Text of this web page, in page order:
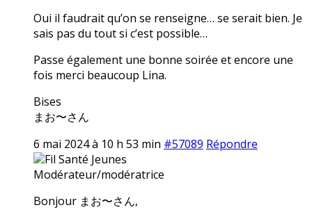
Oui il faudrait qu’on se renseigne… se serait bien. Je
sais pas du tout si c’est possible…
Passe également une bonne soirée et encore une
fois merci beaucoup Lina.
Bises
まお〜さん
6 mai 2024 à 10 h 53 min #57089 Répondre
Fil Santé Jeunes
Modérateur/modératrice
Bonjour まお〜さん,